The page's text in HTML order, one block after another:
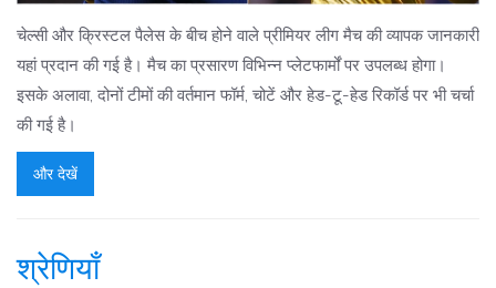
चेल्सी और क्रिस्टल पैलेस के बीच होने वाले प्रीमियर लीग मैच की व्यापक जानकारी
यहां प्रदान की गई है। मैच का प्रसारण विभिन्न प्लेटफार्मों पर उपलब्ध होगा।
इसके अलावा, दोनों टीमों की वर्तमान फॉर्म, चोटें और हेड-टू-हेड रिकॉर्ड पर भी चर्चा
की गई है।
और देखें
श्रेणियाँ